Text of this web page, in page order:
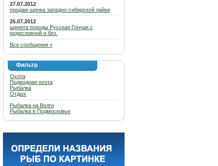
27.07.2012
продам щенка западно-сибирской лайки
25.07.2012
щенята породы Русская Гончая с
родословной и без.
Все сообщения »
Фильтр
Охота
Подводная охота
Рыбалка
Отдых
Рыбалка на Волге
Рыбалка в Подмосковье